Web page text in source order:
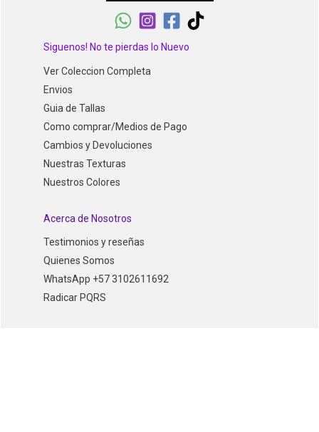
Siguenos! No te pierdas lo Nuevo
Ver Coleccion Completa
Envios
Guia de Tallas
Como comprar/Medios de Pago
Cambios y Devoluciones
Nuestras Texturas
Nuestros Colores
Acerca de Nosotros
Testimonios y reseñas
Quienes Somos
WhatsApp +57 3102611692
Radicar PQRS